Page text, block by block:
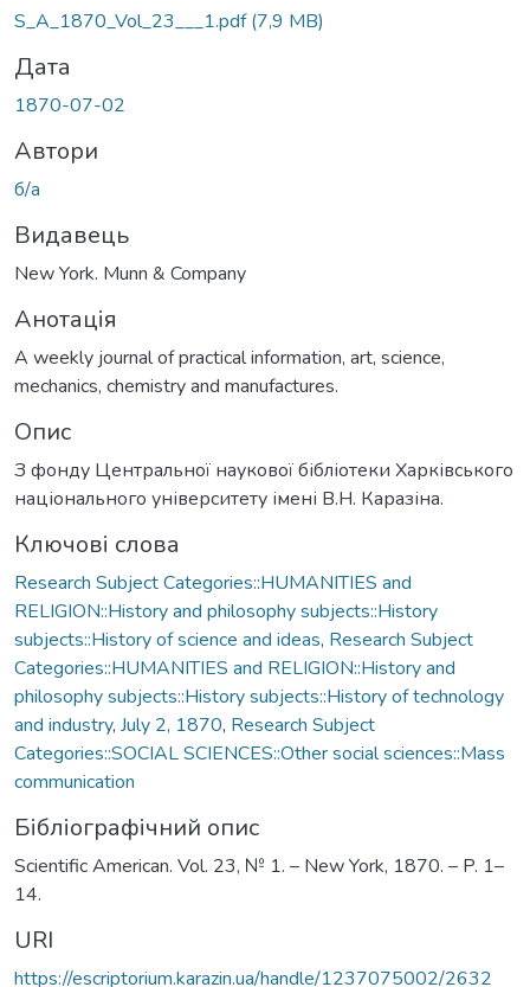
S_A_1870_Vol_23___1.pdf(7,9 MB)
Дата
1870-07-02
Автори
б/а
Видавець
New York. Munn & Company
Анотація
A weekly journal of practical information, art, science,
mechanics, chemistry and manufactures.
Опис
З фонду Центральної наукової бібліотеки Харківського
національного університету імені В.Н. Каразіна.
Ключові слова
Research Subject Categories::HUMANITIES and
RELIGION::History and philosophy subjects::History
subjects::History of science and ideas, Research Subject
Categories::HUMANITIES and RELIGION::History and
philosophy subjects::History subjects::History of technology
and industry, July 2, 1870, Research Subject
Categories::SOCIAL SCIENCES::Other social sciences::Mass
communication
Бібліографічний опис
Scientific American. Vol. 23, № 1. – New York, 1870. – P. 1–
14.
URI
https://escriptorium.karazin.ua/handle/1237075002/2632